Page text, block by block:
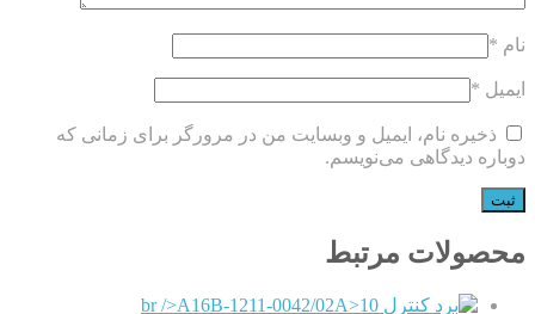
نام *
ایمیل *
ذخیره نام، ایمیل و وبسایت من در مرورگر برای زمانی که
دوباره دیدگاهی می‌نویسم.
محصولات مرتبط